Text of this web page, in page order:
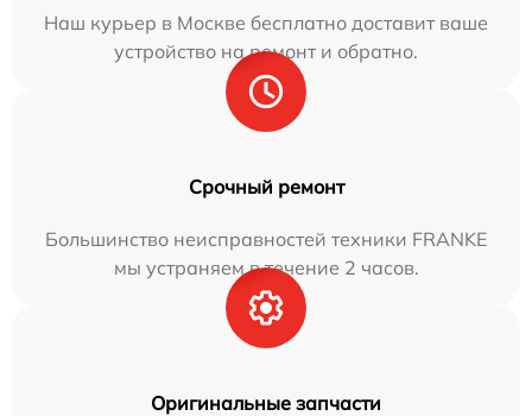
Наш курьер в Москве бесплатно доставит ваше
устройство на ремонт и обратно.
Срочный ремонт
Большинство неисправностей техники FRANKE
мы устраняем в течение 2 часов.
Оригинальные запчасти